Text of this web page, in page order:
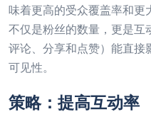
味着更高的受众覆盖率和更
不仅是粉丝的数量，更是互
评论、分享和点赞）能直接
可见性。
策略：提高互动率